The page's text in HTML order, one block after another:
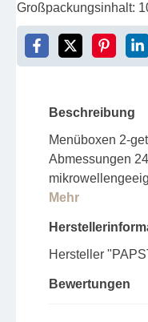
Großpackungsinhalt:
Beschreibung
Menüboxen 2-
Abmessungen
Mehr
Hersteller
Bewertungen